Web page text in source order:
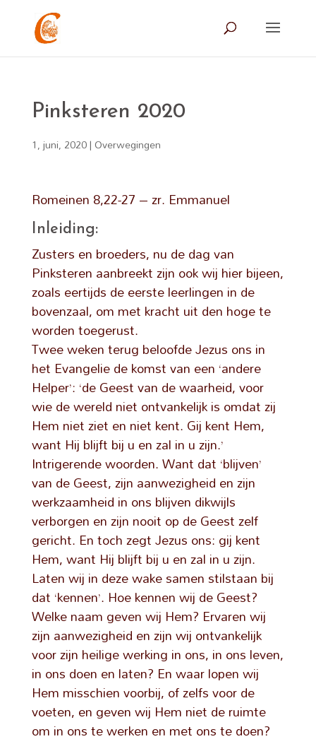
Pinksteren 2020
1, juni, 2020| Overwegingen
Romeinen 8,22-27 – zr. Emmanuel
Inleiding:
Zusters en broeders, nu de dag van
Pinksteren aanbreekt zijn ook wij hier bijeen,
zoals eertijds de eerste leerlingen in de
bovenzaal, om met kracht uit den hoge te
worden toegerust.
Twee weken terug beloofde Jezus ons in
het Evangelie de komst van een ‘andere
Helper’: ‘de Geest van de waarheid, voor
wie de wereld niet ontvankelijk is omdat zij
Hem niet ziet en niet kent. Gij kent Hem,
want Hij blijft bij u en zal in u zijn.’
Intrigerende woorden. Want dat ‘blijven’
van de Geest, zijn aanwezigheid en zijn
werkzaamheid in ons blijven dikwijls
verborgen en zijn nooit op de Geest zelf
gericht. En toch zegt Jezus ons: gij kent
Hem, want Hij blijft bij u en zal in u zijn.
Laten wij in deze wake samen stilstaan bij
dat ‘kennen’. Hoe kennen wij de Geest?
Welke naam geven wij Hem? Ervaren wij
zijn aanwezigheid en zijn wij ontvankelijk
voor zijn heilige werking in ons, in ons leven,
in ons doen en laten? En waar lopen wij
Hem misschien voorbij, of zelfs voor de
voeten, en geven wij Hem niet de ruimte
om in ons te werken en met ons te doen?